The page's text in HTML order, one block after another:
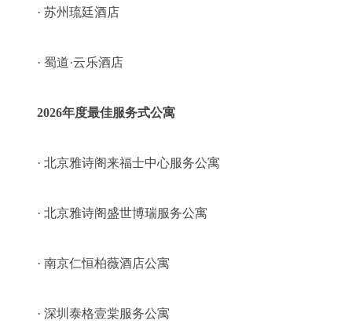
· 苏州琉廷酒店
· 蜀道·云乐酒店
2026年度最佳服务式公寓
· 北京雅诗阁来福士中心服务公寓
· 北京雅诗阁盛世博瑞服务公寓
· 南京仁恒柏薇酒店公寓
· 深圳泰格壹棠服务公寓